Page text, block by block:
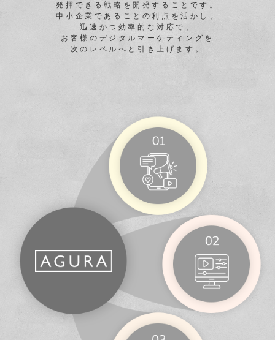
発揮できる戦略を開発することです。
中小企業であることの利点を活かし、
迅速かつ効率的な対応で、
お客様のデジタルマーケティングを
次のレベルへと引き上げます。